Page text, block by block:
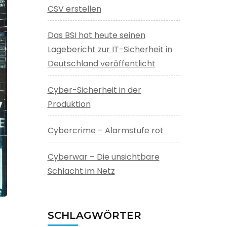
CSV erstellen
Das BSI hat heute seinen
Lagebericht zur IT-Sicherheit in
Deutschland veröffentlicht
Cyber-Sicherheit in der
Produktion
Cybercrime – Alarmstufe rot
Cyberwar – Die unsichtbare
Schlacht im Netz
SCHLAGWÖRTER